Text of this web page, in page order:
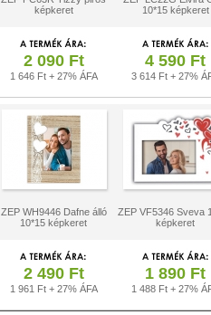
képkeret
10*15 képkeret
2 090 Ft
1 646 Ft + 27% ÁFA
4 590 Ft
3 614 Ft + 27%
ZEP WH9446 Dafne álló
10*15 képkeret
ZEP VF5346 Sveva
képkeret
2 490 Ft
1 961 Ft + 27% ÁFA
1 890 Ft
1 488 Ft + 27%